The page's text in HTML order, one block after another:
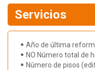
Servicios
Año de última
NO Número total de
Número de pisos